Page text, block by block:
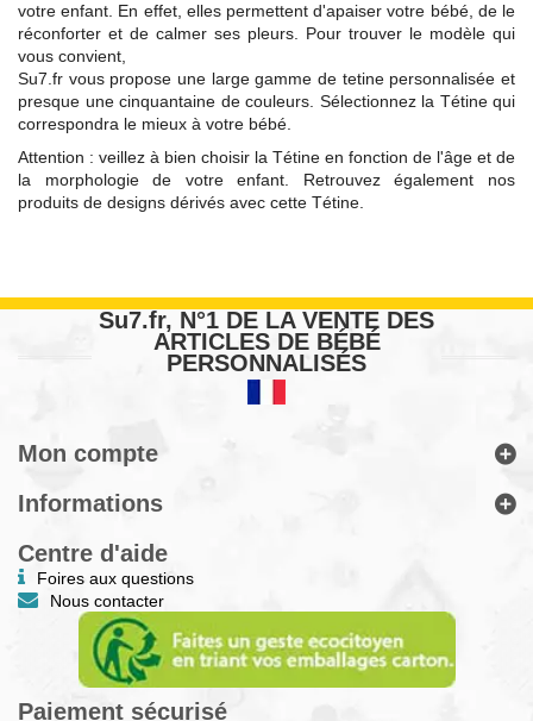
votre enfant. En effet, elles permettent d'apaiser votre bébé, de le
réconforter et de calmer ses pleurs. Pour trouver le modèle qui
vous convient,
Su7.fr vous propose une large gamme de tetine personnalisée et
presque une cinquantaine de couleurs. Sélectionnez la Tétine qui
correspondra le mieux à votre bébé.
Attention : veillez à bien choisir la Tétine en fonction de l'âge et de
la morphologie de votre enfant. Retrouvez également nos
produits de designs dérivés avec cette Tétine.
Su7.fr, N°1 DE LA VENTE DES
ARTICLES DE BÉBÉ
PERSONNALISÉS
Mon compte
Informations
Centre d'aide
Foires aux questions
Nous contacter
Paiement sécurisé